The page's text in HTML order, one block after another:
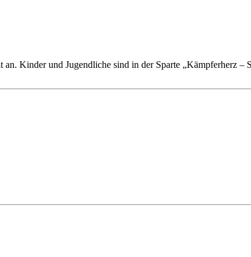
Kinder und Jugendliche sind in der Sparte „Kämpferherz –